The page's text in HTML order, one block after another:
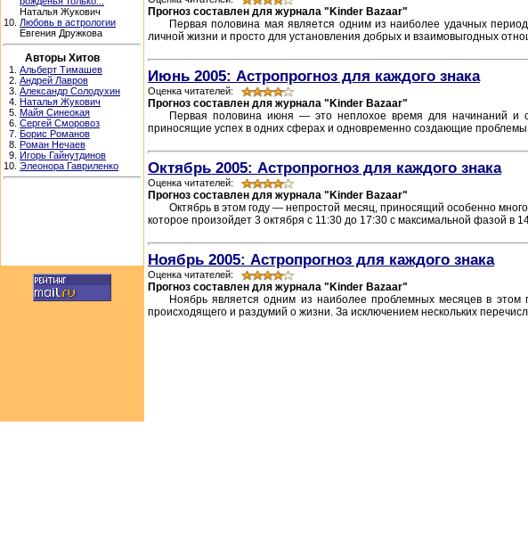
Наталья Жукович
10. Любовь в астрологии
Евгения Дружкова
Авторы Хитов
1. Альберт Тимашев
2. Андрей Лавров
3. Александр Солодухин
4. Наталья Жукович
5. Майя Синеокая
6. Сергей Сморовоз
7. Борис Романов
8. Роман Нечаев
9. Игорь Гайнутдинов
10. Элеонора Гавриленко
Прогноз составлен для журнала "Kinder Bazaar"
Первая половина мая является одним из наиболее удачных
личной жизни и просто для установления добрых и взаимовыгодных
Июнь 2005: Астропрогноз для каждого знака
Оценка читателей:
Прогноз составлен для журнала "Kinder Bazaar"
Первая половина июня — это неплохое время для начинаний и
приносящие успех в одних сферах и одновременно создающие проблемы
Октябрь 2005: Астропрогноз для каждого знака
Оценка читателей:
Прогноз составлен для журнала "Kinder Bazaar"
Октябрь в этом году — непростой месяц, приносящий особенно
которое произойдет 3 октября с 11:30 до 17:30 с максимальной фазой в
Ноябрь 2005: Астропрогноз для каждого знака
Оценка читателей:
Прогноз составлен для журнала "Kinder Bazaar"
Ноябрь является одним из наиболее проблемных месяцев в этом
происходящего и раздумий о жизни. За исключением нескольких